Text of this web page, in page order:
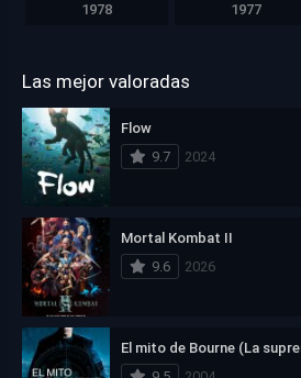
1978 1977
Las mejor valoradas
Flow
9.7
2024
Mortal Kombat II
9.6
2026
El mito de Bourne (La